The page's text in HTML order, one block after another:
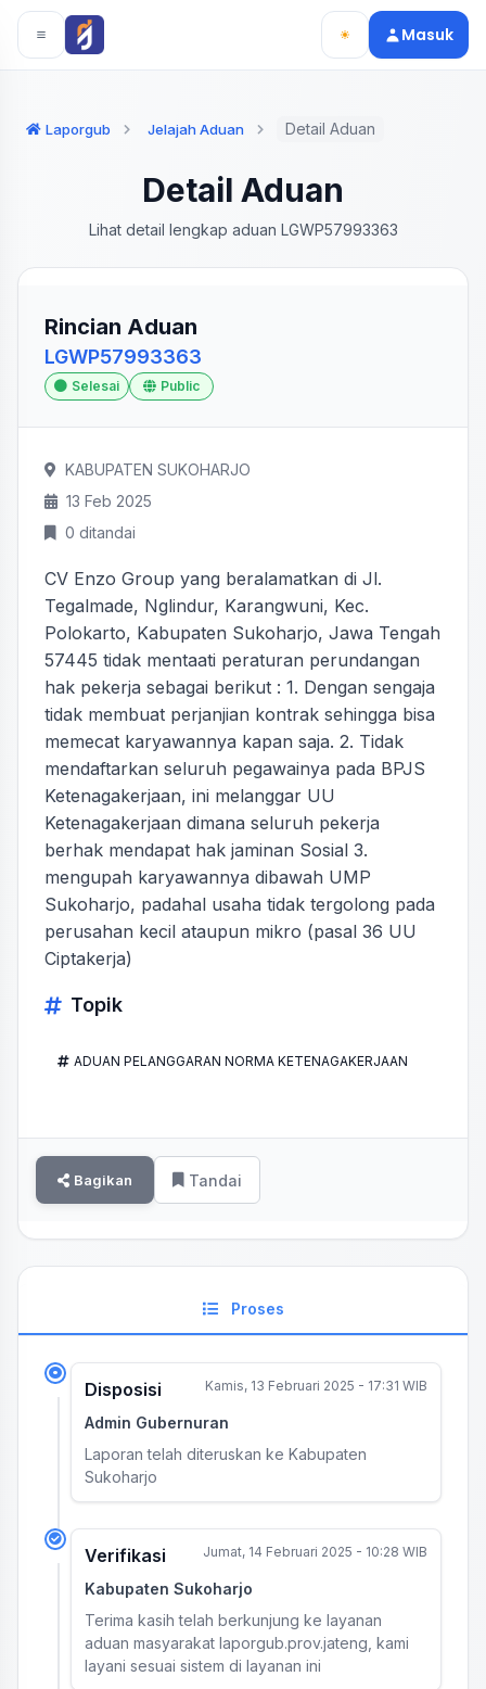
Langsung ke konten utama
Langsung ke navigasi
Masuk
Laporgub Jelajah Aduan Detail Aduan
Detail Aduan
Lihat detail lengkap aduan LGWP57993363
Rincian Aduan
LGWP57993363
Selesai Public
KABUPATEN SUKOHARJO
13 Feb 2025
0 ditandai
CV Enzo Group yang beralamatkan di Jl.
Tegalmade, Nglindur, Karangwuni, Kec.
Polokarto, Kabupaten Sukoharjo, Jawa Tengah
57445 tidak mentaati peraturan perundangan
hak pekerja sebagai berikut : 1. Dengan sengaja
tidak membuat perjanjian kontrak sehingga bisa
memecat karyawannya kapan saja. 2. Tidak
mendaftarkan seluruh pegawainya pada BPJS
Ketenagakerjaan, ini melanggar UU
Ketenagakerjaan dimana seluruh pekerja
berhak mendapat hak jaminan Sosial 3.
mengupah karyawannya dibawah UMP
Sukoharjo, padahal usaha tidak tergolong pada
perusahan kecil ataupun mikro (pasal 36 UU
Ciptakerja)
Topik
ADUAN PELANGGARAN NORMA KETENAGAKERJAAN
Bagikan Tandai
Proses
Disposisi Kamis, 13 Februari 2025 - 17:31 WIB
Admin Gubernuran
Laporan telah diteruskan ke Kabupaten
Sukoharjo
Verifikasi Jumat, 14 Februari 2025 - 10:28 WIB
Kabupaten Sukoharjo
Terima kasih telah berkunjung ke layanan
aduan masyarakat laporgub.prov.jateng, kami
layani sesuai sistem di layanan ini